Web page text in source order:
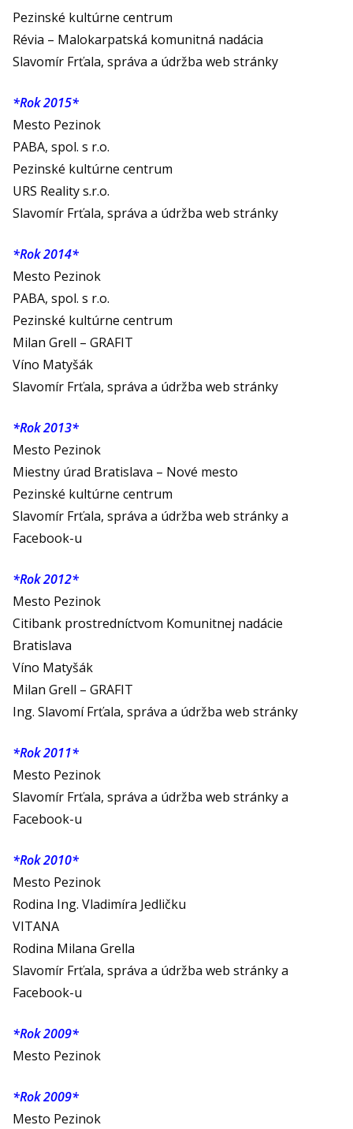
Pezinské kultúrne centrum
Révia – Malokarpatská komunitná nadácia
Slavomír Frťala, správa a údržba web stránky
*Rok 2015*
Mesto Pezinok
PABA, spol. s r.o.
Pezinské kultúrne centrum
URS Reality s.r.o.
Slavomír Frťala, správa a údržba web stránky
*Rok 2014*
Mesto Pezinok
PABA, spol. s r.o.
Pezinské kultúrne centrum
Milan Grell – GRAFIT
Víno Matyšák
Slavomír Frťala, správa a údržba web stránky
*Rok 2013*
Mesto Pezinok
Miestny úrad Bratislava – Nové mesto
Pezinské kultúrne centrum
Slavomír Frťala, správa a údržba web stránky a
Facebook-u
*Rok 2012*
Mesto Pezinok
Citibank prostredníctvom Komunitnej nadácie
Bratislava
Víno Matyšák
Milan Grell – GRAFIT
Ing. Slavomí Frťala, správa a údržba web stránky
*Rok 2011*
Mesto Pezinok
Slavomír Frťala, správa a údržba web stránky a
Facebook-u
*Rok 2010*
Mesto Pezinok
Rodina Ing. Vladimíra Jedličku
VITANA
Rodina Milana Grella
Slavomír Frťala, správa a údržba web stránky a
Facebook-u
*Rok 2009*
Mesto Pezinok
*Rok 2009*
Mesto Pezinok